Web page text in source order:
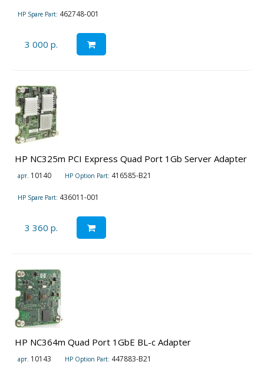
HP Spare Part: 462748-001
3 000 р.
HP NC325m PCI Express Quad Port 1Gb Server Adapter
арт. 10140 HP Option Part: 416585-B21
HP Spare Part: 436011-001
3 360 р.
HP NC364m Quad Port 1GbE BL-c Adapter
арт. 10143 HP Option Part: 447883-B21